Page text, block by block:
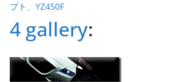
プト、YZ450F
4 gallery: